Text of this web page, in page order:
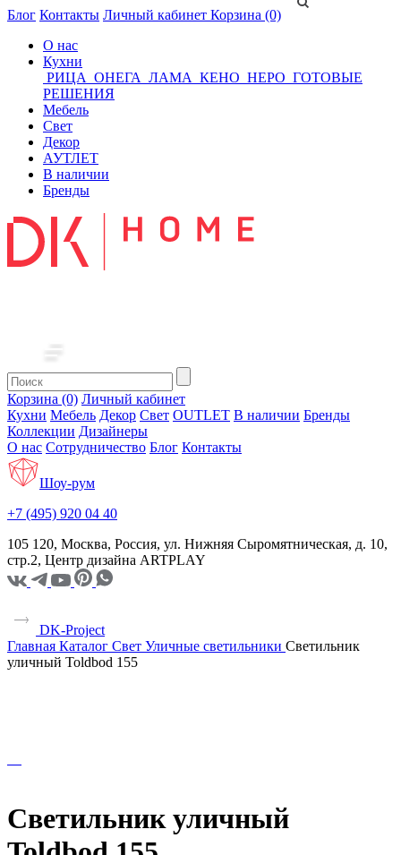
Блог Контакты Личный кабинет Корзина (0)
О нас
Кухни
РИЦА ОНЕГА ЛАМА КЕНО НЕРО ГОТОВЫЕ
РЕШЕНИЯ
Мебель
Свет
Декор
АУТЛЕТ
В наличии
Бренды
Корзина (0) Личный кабинет
Кухни Мебель Декор Свет OUTLET В наличии Бренды
Коллекции Дизайнеры
О нас Сотрудничество Блог Контакты
Шоу-рум
+7 (495) 920 04 40
105 120, Москва, Россия, ул. Нижняя Сыромятническая, д. 10,
стр.2, Центр дизайна ARTPLAY
DK-Project
Главная Каталог Свет Уличные светильники Светильник
уличный Toldbod 155
Светильник уличный